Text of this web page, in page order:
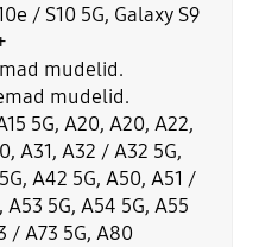
/ S10 5G, Galaxy S9
mudelid.
mudelid.
5G, A20, A20, A22,
A31, A32 / A32 5G,
A42 5G, A50, A51 /
A53 5G, A54 5G, A55
/ A73 5G, A80